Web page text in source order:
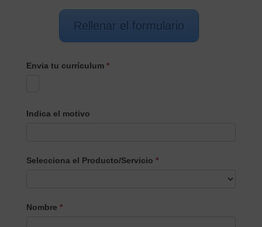
Rellenar el formulario
Envia tu currículum *
Indica el motivo
Selecciona el Producto/Servicio *
el
Nombre *